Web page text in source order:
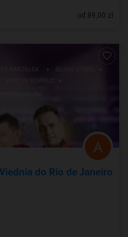
od 89,00 zł
do Rio de Janeiro